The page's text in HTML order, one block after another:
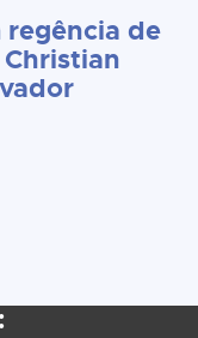
regência de